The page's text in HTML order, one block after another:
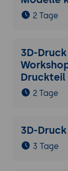
2 Tage
3D-
Druckteil
2 Tage
3D-
3 Tage